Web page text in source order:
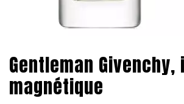
Gentleman
magnétique